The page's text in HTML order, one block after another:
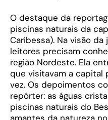
O destaque da
piscinas naturais da
Caribessa). Na visão da
leitores precisam
região Nordeste. Ela
que visitavam a capital
vez. Os depoimentos
repórter: as águas
piscinas naturais do